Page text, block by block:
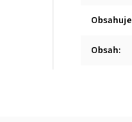
Obsahuje
Obsah: